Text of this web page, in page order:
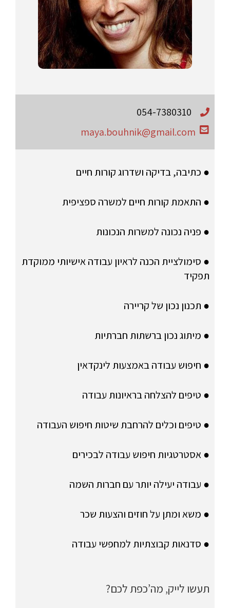
054-7380310
maya.bouhnik@gmail.com
● כתיבה, בדיקה ושדרוג קורות חיים
● התאמת קורות חיים למשרה ספציפית
● פניה נכונה למשרות הנכונות
● סימולציית הכנה לראיון עבודה אישיותי ממוקדת
תפקיד
● תכנון נכון של קריירה
● מיתוג נכון ברשתות חברתיות
● חיפוש עבודה באמצעות לינקדאין
● טיפים להצלחה בראיונות עבודה
● טיפים וכלים להרחבת שיטות חיפוש העבודה
● אסטרטגיות חיפוש עבודה לבכירים
● עבודה יעילה יותר עם חברות השמה
● משא ומתן על חוזים והצעות שכר
● סדנאות קבוצתיות למחפשי עבודה
תעשו לייק, מה’כפת לכם?